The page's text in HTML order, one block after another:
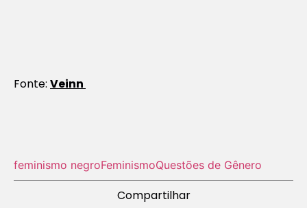
Fonte: Veinn
feminismo negroFeminismoQuestões de Gênero
Compartilhar